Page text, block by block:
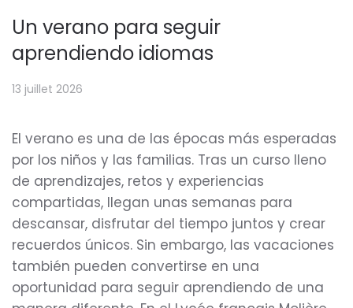
Un verano para seguir
aprendiendo idiomas
13 juillet 2026
El verano es una de las épocas más esperadas
por los niños y las familias. Tras un curso lleno
de aprendizajes, retos y experiencias
compartidas, llegan unas semanas para
descansar, disfrutar del tiempo juntos y crear
recuerdos únicos. Sin embargo, las vacaciones
también pueden convertirse en una
oportunidad para seguir aprendiendo de una